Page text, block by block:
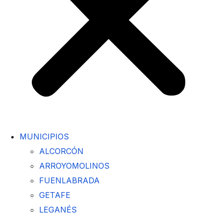
MUNICIPIOS
ALCORCÓN
ARROYOMOLINOS
FUENLABRADA
GETAFE
LEGANÉS